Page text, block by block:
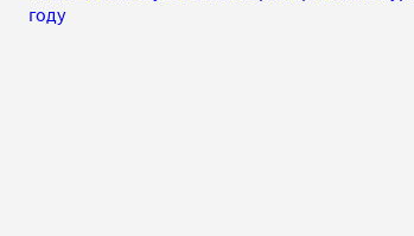
году